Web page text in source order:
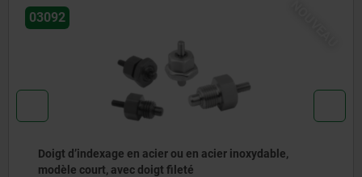
03092
Doigt d'indexage en acier ou en inox avec anneau de
traction en inox